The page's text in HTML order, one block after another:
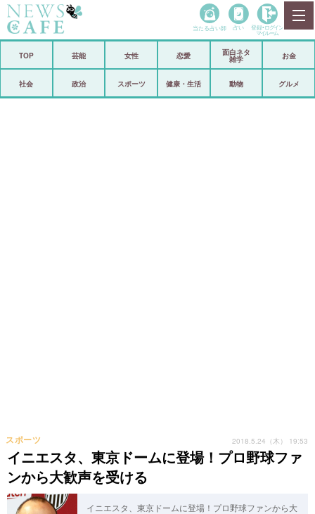
政治
当たる占い師 占い 登録• ログイン
マイルーム
TOP 芸能 女性 恋愛
面白ネタ
雑学
お金
社会 政治 スポーツ 健康・生活 動物 グルメ
イニエスタ、東京ドームに登場！プロ野球ファ
ンから大歓声を受ける
スポーツ 2018.5.24（木） 19:53
イニエスタ、東京ドームに登場！プロ野球ファンから大